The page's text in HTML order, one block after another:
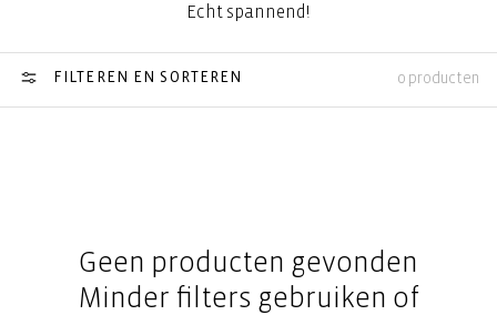
Echt spannend!
FILTEREN EN SORTEREN 0 producten
Geen producten gevonden
Minder filters gebruiken of